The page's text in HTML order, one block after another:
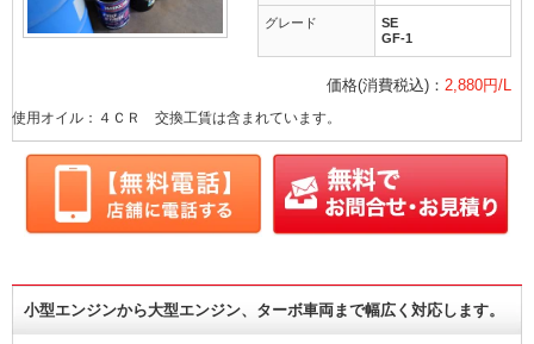
グレード
SE
GF-1
価格(消費税込)： 2,880円/L
使用オイル：４ＣＲ 交換工賃は含まれています。
小型エンジンから大型エンジン、ターボ車両まで幅広く対応します。